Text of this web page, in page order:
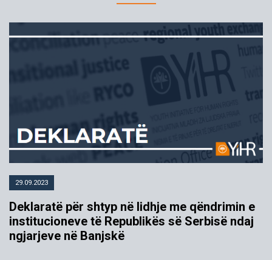
29.09.2023
Deklaratë për shtyp në lidhje me qëndrimin e
institucioneve të Republikës së Serbisë ndaj
ngjarjeve në Banjskë